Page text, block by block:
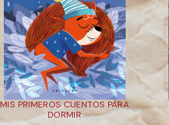
MIS PRIMEROS CUENTOS PARA
DORMIR